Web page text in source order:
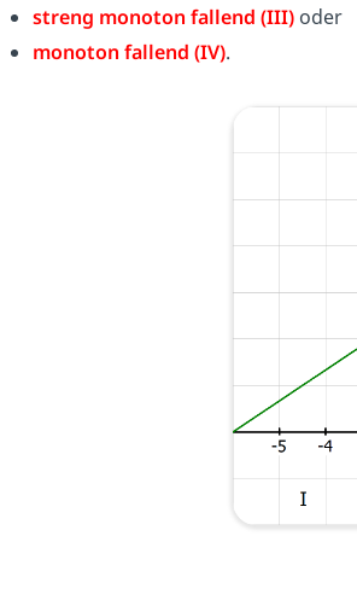
streng monoton fallend (III) oder
monoton fallend (IV).